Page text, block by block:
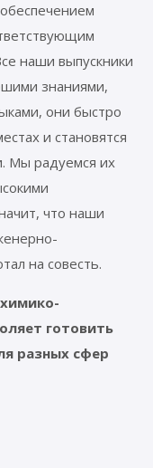
наши выпускники
знаниями,
они быстро
и становятся
Мы радуемся их
что наши
на совесть.
готовить
разных сфер